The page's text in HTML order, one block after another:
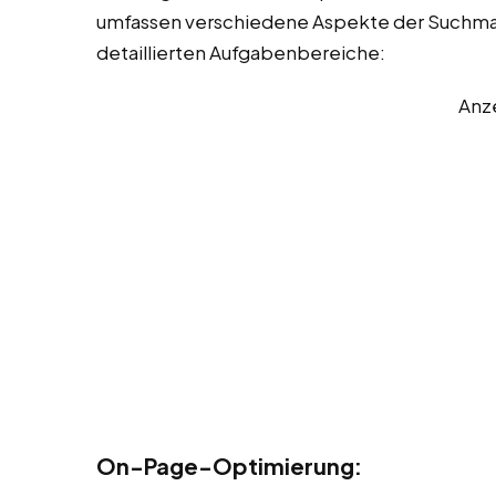
umfassen verschiedene Aspekte der
detaillierten Aufgabenbereiche:
On-Page-Optimierung: